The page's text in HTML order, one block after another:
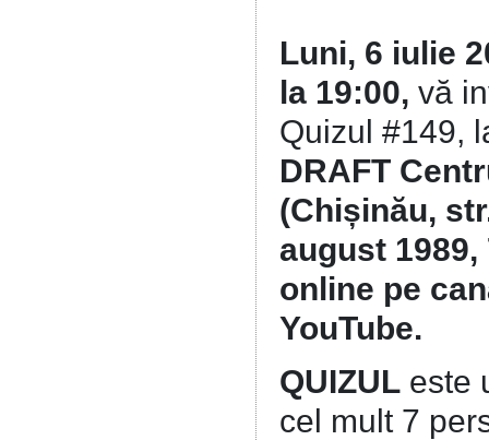
Luni, 6 iulie
la 19:00, vă
Quizul #149,
DRAFT
(Chișinău,
august 1989,
online pe
YouTube.
QUIZUL este
cel mult 7